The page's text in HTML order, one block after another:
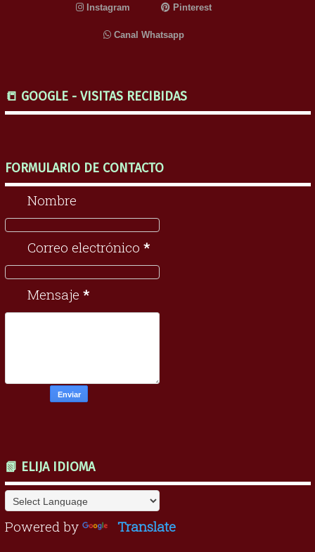
Instagram Pinterest
Canal Whatsapp
📒 GOOGLE - VISITAS RECIBIDAS
FORMULARIO DE CONTACTO
Nombre
Correo electrónico *
Mensaje *
📗 ELIJA IDIOMA
Powered by Translate